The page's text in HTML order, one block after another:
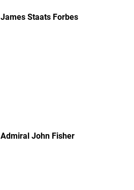
James Staats Forbes
Admiral John Fisher